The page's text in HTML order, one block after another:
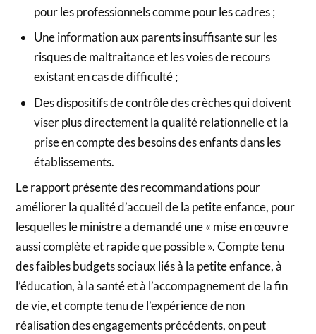
pour les professionnels comme pour les cadres ;
Une information aux parents insuffisante sur les
risques de maltraitance et les voies de recours
existant en cas de difficulté ;
Des dispositifs de contrôle des crèches qui doivent
viser plus directement la qualité relationnelle et la
prise en compte des besoins des enfants dans les
établissements.
Le rapport présente des recommandations pour
améliorer la qualité d’accueil de la petite enfance, pour
lesquelles le ministre a demandé une « mise en œuvre
aussi complète et rapide que possible ». Compte tenu
des faibles budgets sociaux liés à la petite enfance, à
l’éducation, à la santé et à l’accompagnement de la fin
de vie, et compte tenu de l’expérience de non
réalisation des engagements précédents, on peut